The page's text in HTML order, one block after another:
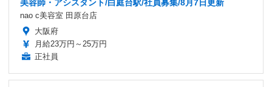
美容師・アシスタント/白庭台駅/社員募集/8月7日更新
nao c美容室 田原台店
大阪府
月給23万円～25万円
正社員